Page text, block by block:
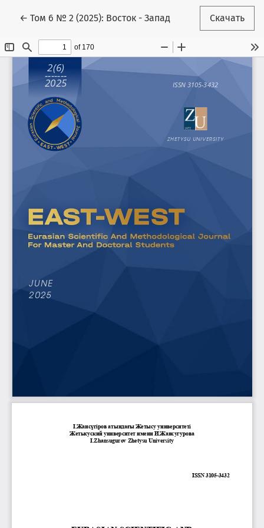
←Вернуться к Подробностям о статье
Том 6 № 2 (2025): Восток - Запад Скачать